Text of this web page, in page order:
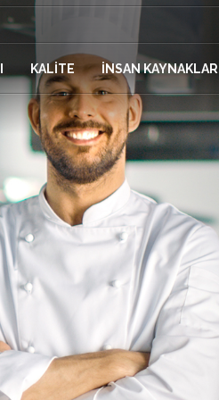
KALİTE İNSAN KAYNAKLARI